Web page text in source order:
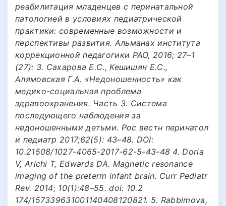
реабилитация младенцев с перинатальной
патологией в условиях педиатрической
практики: современные возможности и
перспективы развития. Альманах института
коррекционной педагогики РАО, 2016; 27–1
(27): 3. Сахарова Е.С., Кешишян Е.С.,
Алямовская Г.А. «Недоношенность» как
медико-социальная проблема
здравоохранения. Часть 3. Система
последующего наблюдения за
недоношенными детьми. Рос вестн перинатол
и педиатр 2017;62(5): 43–48. DOI:
10.21508/1027-4065-2017-62-5-43-48 4. Doria
V, Arichi T, Edwards DA. Magnetic resonance
imaging of the preterm infant brain. Curr Pediatr
Rev. 2014; 10(1):48–55. doi: 10.2
174/157339631001140408120821. 5. Rabbimova,